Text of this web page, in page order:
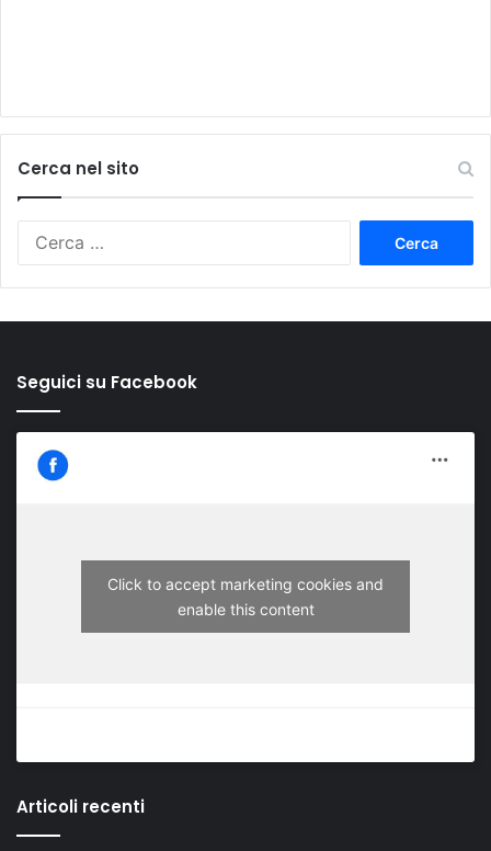
Cerca nel sito
Seguici su Facebook
Click to accept marketing cookies and
enable this content
Articoli recenti